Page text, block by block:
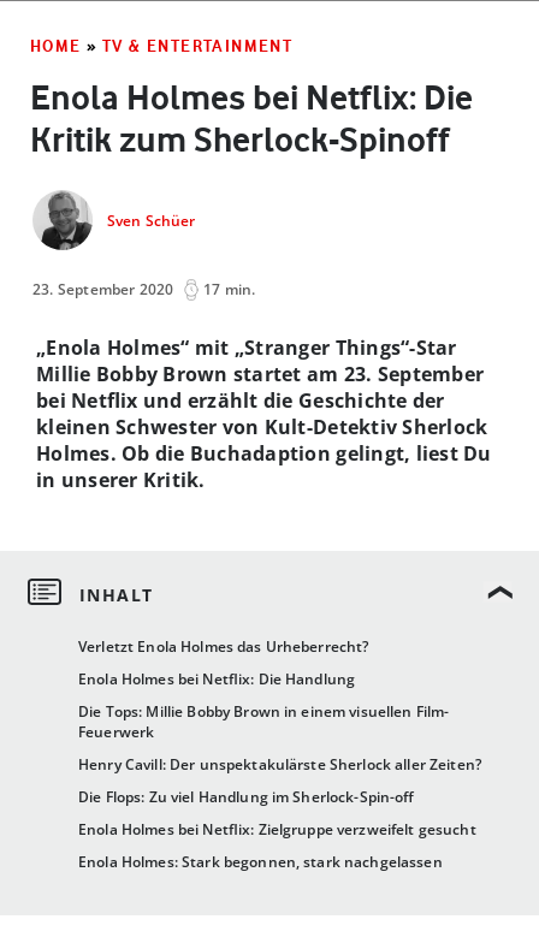
HOME » TV & ENTERTAINMENT
Enola Holmes bei Netflix: Die
Kritik zum Sherlock-Spinoff
Sven Schüer
23. September 2020 17 min.
Verletzt Enola Holmes das Urheberrecht?
Enola Holmes bei Netflix: Die Handlung
Die Tops: Millie Bobby Brown in einem visuellen Film-
Feuerwerk
Henry Cavill: Der unspektakulärste Sherlock aller Zeiten?
Die Flops: Zu viel Handlung im Sherlock-Spin-off
Enola Holmes bei Netflix: Zielgruppe verzweifelt gesucht
Enola Holmes: Stark begonnen, stark nachgelassen
„Enola Holmes“ mit „Stranger Things“-Star
Millie Bobby Brown startet am 23. September
bei Netflix und erzählt die Geschichte der
kleinen Schwester von Kult-Detektiv Sherlock
Holmes. Ob die Buchadaption gelingt, liest Du
in unserer Kritik.